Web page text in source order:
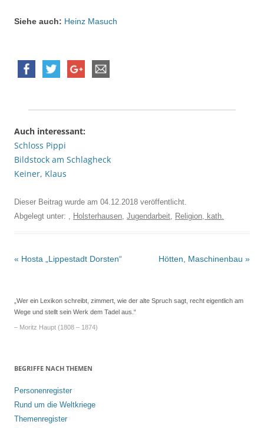
Siehe auch: Heinz Masuch
Auch interessant:
Schloss Pippi
Bildstock am Schlagheck
Keiner, Klaus
Dieser Beitrag wurde am 04.12.2018 veröffentlicht.
Abgelegt unter: , Holsterhausen, Jugendarbeit, Religion, kath.
Beitrags-
« Hosta „Lippestadt Dorsten“ Hötten, Maschinenbau »
„Wer ein Lexikon schreibt, zimmert, wie der alte Spruch sagt, recht eigentlich am
Wege und stellt sein Werk dem Tadel aus.“
– Moritz Haupt (1808 – 1874)
BEGRIFFE NACH THEMEN
Personenregister
Rund um die Weltkriege
Themenregister